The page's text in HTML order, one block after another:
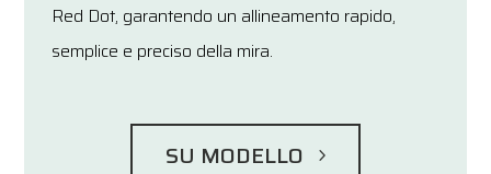
Red Dot, garantendo un allineamento rapido,
semplice e preciso della mira.
SU MODELLO